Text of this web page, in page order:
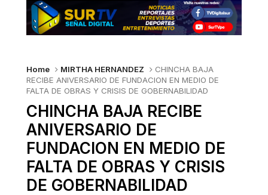
Home MIRTHA HERNANDEZ
CHINCHA BAJA
RECIBE ANIVERSARIO DE FUNDACION EN MEDIO DE
FALTA DE OBRAS Y CRISIS DE GOBERNABILIDAD
CHINCHA BAJA RECIBE
ANIVERSARIO DE
FUNDACION EN MEDIO DE
FALTA DE OBRAS Y CRISIS
DE GOBERNABILIDAD